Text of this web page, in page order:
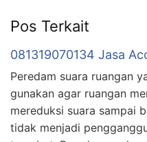
Pos Terkait
081319070134 Jasa
Peredam suara ruangan
gunakan agar ruangan
mereduksi suara sampai
tidak menjadi